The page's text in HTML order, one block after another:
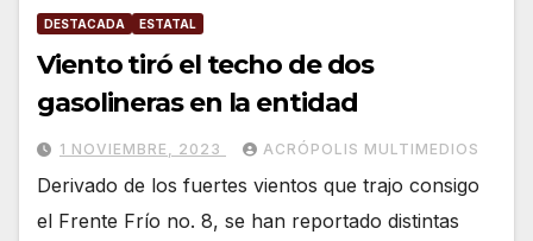
DESTACADA ESTATAL
Viento tiró el techo de dos
gasolineras en la entidad
1 NOVIEMBRE, 2023 ACRÓPOLIS MULTIMEDIOS
Derivado de los fuertes vientos que trajo consigo
el Frente Frío no. 8, se han reportado distintas